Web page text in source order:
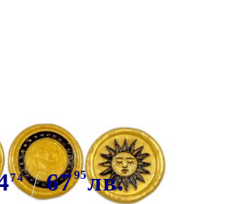
сет 2 празнични
74 6795лв.